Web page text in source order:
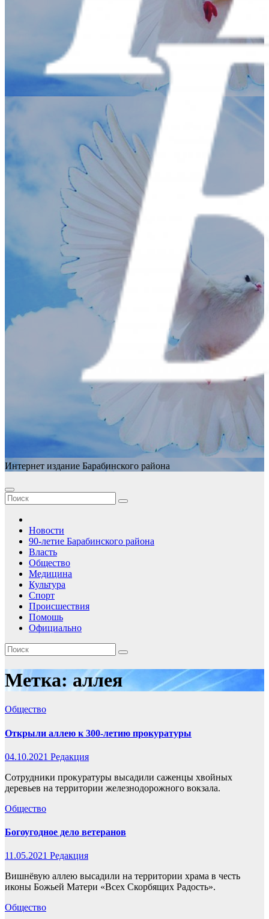
Интернет издание Барабинского района
Новости
90-летие Барабинского района
Власть
Общество
Медицина
Культура
Спорт
Происшествия
Помошь
Официально
Метка:аллея
Общество
Открыли аллею к 300-летию прокуратуры
04.10.2021 Редакция
Сотрудники прокуратуры высадили саженцы хвойных
деревьев на территории железнодорожного вокзала.
Общество
Богоугодное дело ветеранов
11.05.2021 Редакция
Вишнёвую аллею высадили на территории храма в честь
иконы Божьей Матери «Всех Скорбящих Радость».
Общество